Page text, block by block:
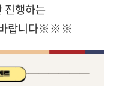
진행하는
랍니다※※※